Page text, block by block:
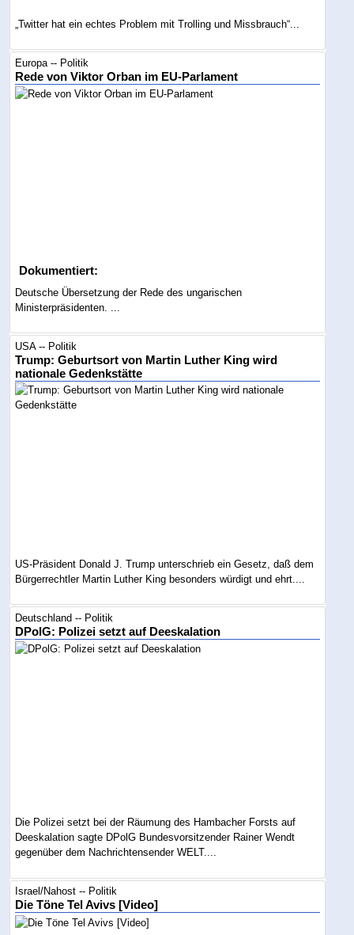
„Twitter hat ein echtes Problem mit Trolling und Missbrauch“...
Europa -- Politik
Rede von Viktor Orban im EU-Parlament
Dokumentiert:
Deutsche Übersetzung der Rede des ungarischen
Ministerpräsidenten. ...
USA -- Politik
Trump: Geburtsort von Martin Luther King wird
nationale Gedenkstätte
US-Präsident Donald J. Trump unterschrieb ein Gesetz, daß dem
Bürgerrechtler Martin Luther King besonders würdigt und ehrt....
Deutschland -- Politik
DPolG: Polizei setzt auf Deeskalation
Die Polizei setzt bei der Räumung des Hambacher Forsts auf
Deeskalation sagte DPolG Bundesvorsitzender Rainer Wendt
gegenüber dem Nachrichtensender WELT....
Israel/Nahost -- Politik
Die Töne Tel Avivs [Video]